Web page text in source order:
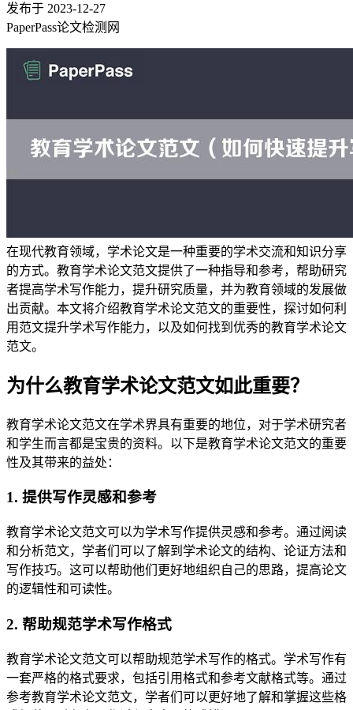
发布于 2023-12-27
PaperPass论文检测网
在现代教育领域，学术论文是一种重要的学术交流和知识分享
的方式。教育学术论文范文提供了一种指导和参考，帮助研究
者提高学术写作能力，提升研究质量，并为教育领域的发展做
出贡献。本文将介绍教育学术论文范文的重要性，探讨如何利
用范文提升学术写作能力，以及如何找到优秀的教育学术论文
范文。
为什么教育学术论文范文如此重要？
教育学术论文范文在学术界具有重要的地位，对于学术研究者
和学生而言都是宝贵的资料。以下是教育学术论文范文的重要
性及其带来的益处：
1. 提供写作灵感和参考
教育学术论文范文可以为学术写作提供灵感和参考。通过阅读
和分析范文，学者们可以了解到学术论文的结构、论证方法和
写作技巧。这可以帮助他们更好地组织自己的思路，提高论文
的逻辑性和可读性。
2. 帮助规范学术写作格式
教育学术论文范文可以帮助规范学术写作的格式。学术写作有
一套严格的格式要求，包括引用格式和参考文献格式等。通过
参考教育学术论文范文，学者们可以更好地了解和掌握这些格